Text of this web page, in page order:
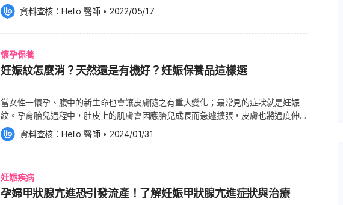
短，甚至是當生產中大量出血，都將造成懷孕中的缺鐵性貧血，以及胎兒低出生體
紅素濃度或血容比之外，並會進一步檢驗下列鐵指數，以協助孕婦完整的營養補充建
議： 懷孕中各項正常鐵指數表（資料提供：衛福部健康署） 4大必吃營養素：準媽
當孕婦有嚴重的貧血時，有時會伴隨感染、子癲前症；而生產時將造成的大量出血也
易引發心臟衰竭，對於有先天性心臟病的孕婦更有一定風險。 也因此孕婦們應在孕
期間多補充營養，確保胎兒和母親健康以利順利生產。而孕期間亟需補充的又可歸納
健康成長： 鐵：根據衛生福利部建議，孕婦每日鐵質攝取量需達到15公克，多吃內
臟類、牛肉、豬肉、雞蛋等，也可多攝取紅莧菜。另外，豆製品也是個不錯的鐵質來
源，藉由這些食物來達到每日的鐵質攝取量。 維生素C：維生素C可幫助鐵質在腸道
之吸收；當缺乏維生素C時容易造成貧血、消化不良。一般來說，女性每日建議之維
局部按摩、泡澡，或使用精油舒壓都是常見的舒壓妙招，這些方法不但不會造成荷爾
蒙自然起伏過大，媽媽也能達到身心的放鬆。 坊間有許多需透過人體皮膚或呼吸道
吸收的精油。然而孕婦是否可以使用精油？又該如何選擇呢？不同孕期又適用何種油
的精油疑問！（延伸閱讀：生產過程詳解！胎頭著冠後推出寶寶） 懷孕使用精油行
不行？ 孕期使用精油並搭配按摩來幫助孕婦紓解心理壓力與減輕痠痛，是近年十分
待產中的焦慮、疼痛、噁心、孕吐、宮縮等情形皆有助益，且有效提升自然生產率及
減少待產時藥物的使用。即便如此，各精油萃取方式不盡相同，並不建議使用100%
擔的情況下，幫助準媽咪放鬆身心，快樂度過孕期。 然而，市售的精油種類之多，
油都有其特色、配方與香氣，精油的芬芳不僅能幫助孕婦緩解長期堆積的煩惱和壓
力，有些還具有改善失眠的效果。以下為5種常見精油之具體功效： 甜橙精油
資料查核： Hello 醫師 • 2022/05/17
懷孕保養
妊娠紋怎麼消？天然還是有機好？妊娠保養品這樣選
當女性一懷孕、腹中的新生命也會讓皮膚隨之有重大變化；最常見的症狀就是妊娠
紋。孕育胎兒過程中，肚皮上的肌膚會因應胎兒成長而急遽擴張，皮膚也將過度伸
展，讓其中的膠原蛋白纖維組織斷裂，以致於部分孕婦的肚子可能出現紅色條紋，即
是「妊娠紋」。 妊娠紋是人母孕育生命最偉大的印記之一，而想做到只留回憶不留
痕跡，其實除了透過慎選保養品輔助之外，市面上的妊娠保養品究竟是「有機」好，
孕婦的神隊友們一次解答！ 孕期妊娠保養品2地雷要避開 當準媽媽懷孕20週後，體
內分泌的腎上腺皮質素（類固醇）濃度會開始上升，並抑制纖維母細胞修復皮下組
資料查核： Hello 醫師 • 2024/01/31
妊娠疾病
孕婦甲狀腺亢進恐引發流產！了解妊娠甲狀腺亢進症狀與治療